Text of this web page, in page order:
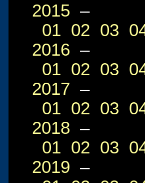
2015 –
01 02 03
2016 –
01 02 03
2017 –
01 02 03
2018 –
01 02 03
2019 –